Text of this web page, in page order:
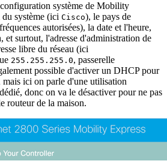
système de Mobility
système (ici Cisco), le pays de
autorisées), la date et l'heure,
et surtout, l'adresse d'administration de
libre du réseau (ici
255.255.255.0, passerelle
possible d'activer un DHCP pour
mais ici on parle d'une utilisation
donc on va le désactiver pour ne pas
routeur de la maison.